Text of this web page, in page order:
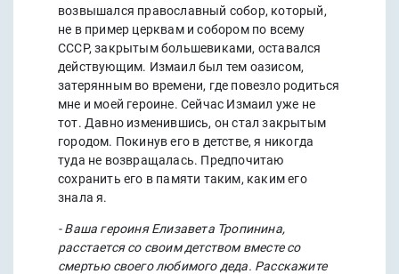
возвышался православный собор, который,
не в пример церквам и собором по всему
СССР, закрытым большевиками, оставался
действующим. Измаил был тем оазисом,
затерянным во времени, где повезло родиться
мне и моей героине. Сейчас Измаил уже не
тот. Давно изменившись, он стал закрытым
городом. Покинув его в детстве, я никогда
туда не возвращалась. Предпочитаю
сохранить его в памяти таким, каким его
знала я.
- Ваша героиня Елизавета Тропинина,
расстается со своим детством вместе со
смертью своего любимого деда. Расскажите